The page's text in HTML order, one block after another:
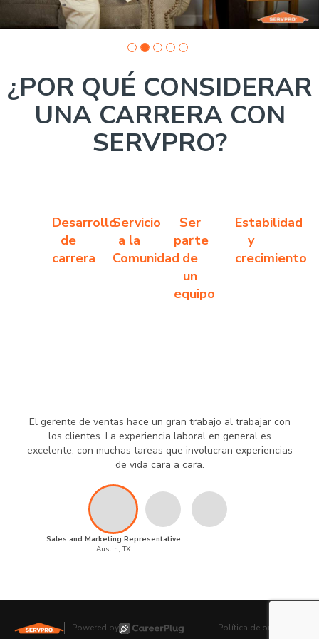
¿POR QUÉ CONSIDERAR
UNA CARRERA CON
SERVPRO?
Desarrollo
de
carrera
Servicio
a la
Comunidad
Ser
parte
de
un
equipo
Estabilidad
y
crecimiento
El gerente de ventas hace un gran trabajo al trabajar con
los clientes. La experiencia laboral en general es
excelente, con muchas tareas que involucran experiencias
de vida cara a cara.
Sales and Marketing Representative
Austin, TX
Powered by Política de privacidad